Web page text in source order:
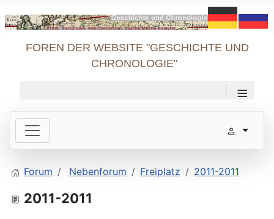
FOREN DER WEBSITE "GESCHICHTE UND
CHRONOLOGIE"
≡
Forum Nebenforum Freiplatz 2011-2011
2011-2011